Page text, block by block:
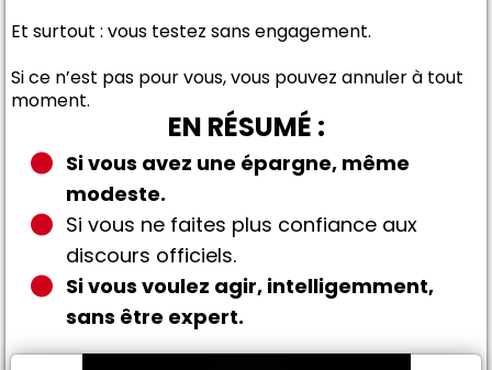
Et surtout : vous testez sans engagement.
Si ce n’est pas pour vous, vous pouvez annuler à tout
moment.
EN RÉSUMÉ :
Si vous avez une épargne, même
modeste.
Si vous ne faites plus confiance aux
discours officiels.
Si vous voulez agir, intelligemment,
sans être expert.